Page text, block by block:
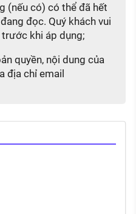
(nếu có) có thể đã hết
đọc. Quý khách vui
khi áp dụng;
quyền, nội dung của
địa chỉ email